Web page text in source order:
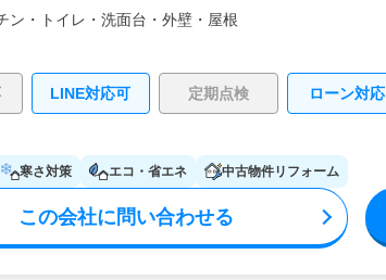
ン・ トイレ・ 洗面台・ 外壁・ 屋根
LINE対応可 定期点検 ローン対応
寒さ対策 エコ・省エネ 中古物件リフォーム
この会社に問い合わせる